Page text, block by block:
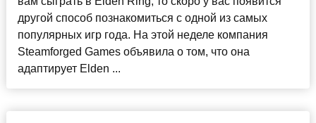
другой способ познакомиться с одной из самых
популярных игр года. На этой неделе компания
Steamforged Games объявила о том, что она
адаптирует Elden ...